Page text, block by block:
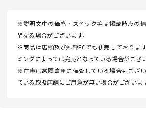
※説明文中の価格・スペック等は掲載時点の
異なる場合がございます。
※商品は店頭及び外部ECでも併売しておりま
ミングによっては完売となっている場合がござい
※在庫は遠隔倉庫に保管している場合もござ
ている取扱店舗にご用意が無い場合がございます